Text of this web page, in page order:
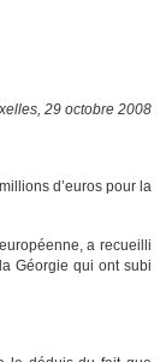
29 octobre 2008
d’euros pour la
a recueilli
Géorgie qui ont subi